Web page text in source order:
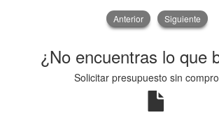
Anterior Siguiente
¿No encuentras lo que
Solicitar presupuesto sin